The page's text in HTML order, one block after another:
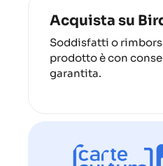
Acquista su
Soddisfatti o
prodotto è con
garantita.